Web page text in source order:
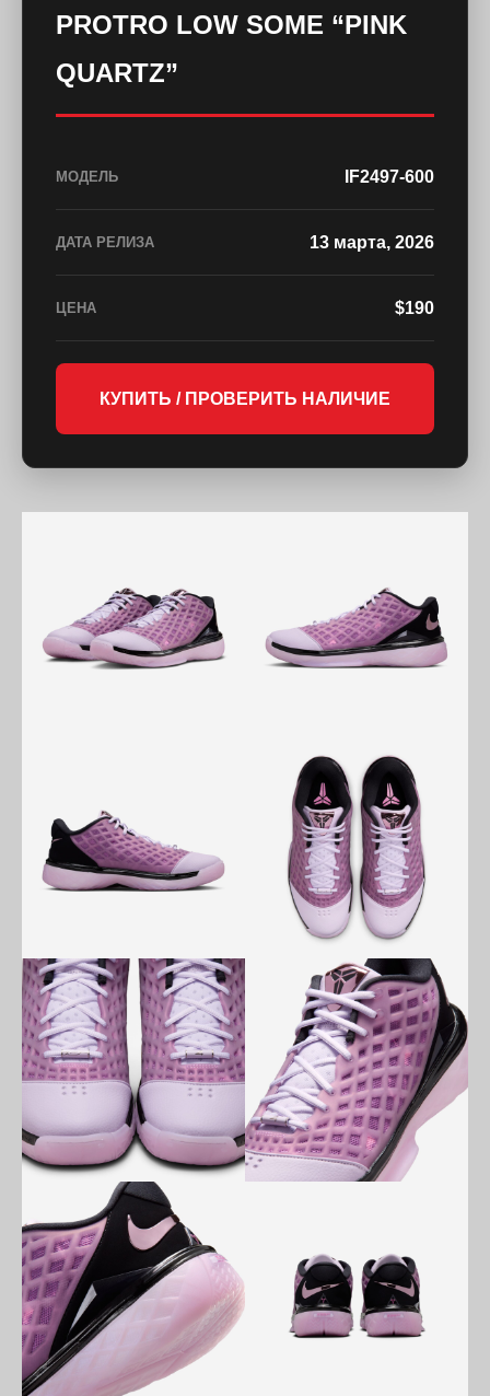
PROTRO LOW SOME “PINK
QUARTZ”
МОДЕЛЬ IF2497-600
ДАТА РЕЛИЗА 13 марта, 2026
ЦЕНА $190
КУПИТЬ / ПРОВЕРИТЬ НАЛИЧИЕ